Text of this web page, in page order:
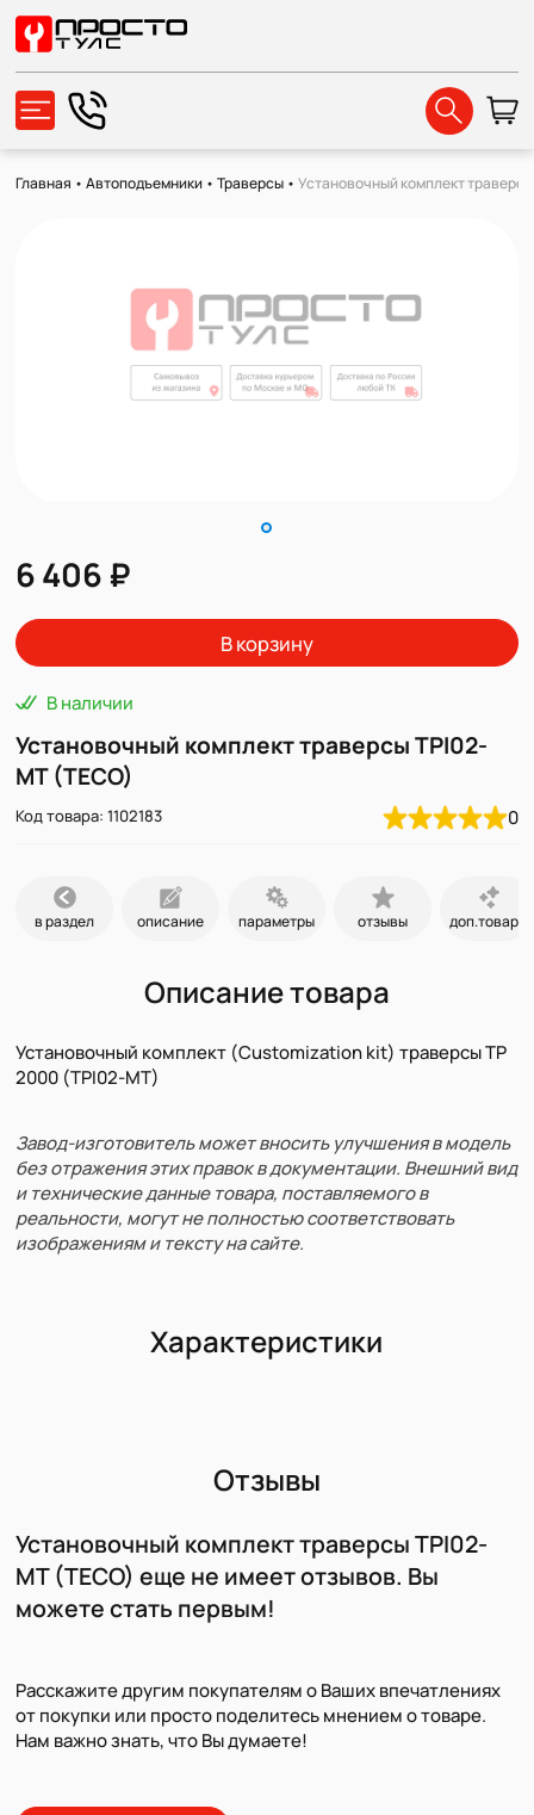
Главная •Автоподъемники •Траверсы •Установочный комплект
6 406 ₽
В корзину
В наличии
Установочный комплект траверсы TPI02-
MT (TECO)
Код товара: 1102183 0
в раздел описание параметры отзывы доп.товары
Описание товара
Установочный комплект (Customization kit) траверсы TP
2000 (TPI02-MT)
Завод-изготовитель может вносить улучшения в модель
без отражения этих правок в документации. Внешний вид
и технические данные товара, поставляемого в
реальности, могут не полностью соответствовать
изображениям и тексту на сайте.
Характеристики
Отзывы
Установочный комплект траверсы TPI02-
MT (TECO) еще не имеет отзывов. Вы
можете стать первым!
Расскажите другим покупателям о Ваших впечатлениях
от покупки или просто поделитесь мнением о товаре.
Нам важно знать, что Вы думаете!